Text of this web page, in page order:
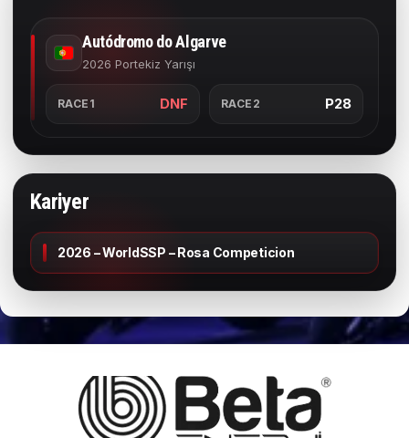
Autódromo do Algarve
2026 Portekiz Yarışı
RACE1 DNF RACE2 P28
Kariyer
2026 – WorldSSP – Rosa Competicion